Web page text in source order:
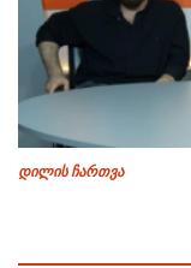
დილის ჩართვა